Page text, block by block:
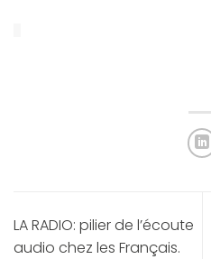
LA RADIO: pilier de l’écoute
audio chez les Français.